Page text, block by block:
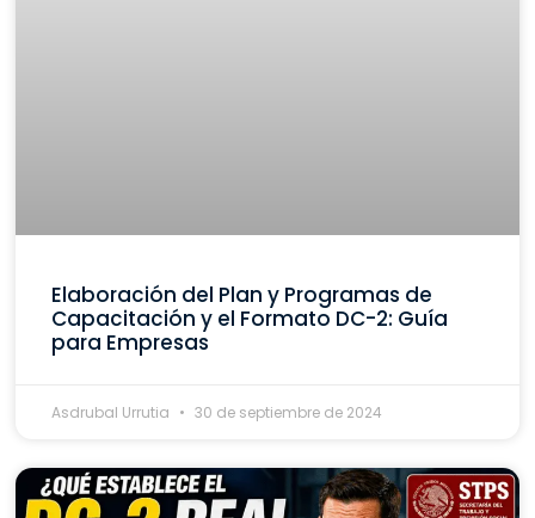
Elaboración del Plan y Programas de
Capacitación y el Formato DC-2: Guía
para Empresas
Asdrubal Urrutia 30 de septiembre de 2024